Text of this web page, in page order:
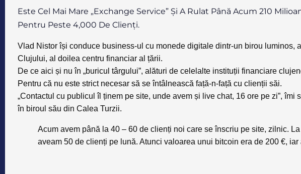
Este Cel Mai Mare „exchange Service” Și A Rulat Până Acum 210
Pentru Peste 4,000 De Clienți.
Vlad Nistor își conduce business-ul cu monede digitale dintr-un birou luminos,
Clujului, al doilea centru financiar al țării.
De ce aici și nu în „buricul târgului”, alături de celelalte instituții financiare
Pentru că nu este strict necesar să se întâlnească față-n-față cu clienții săi.
„Contactul cu publicul îl ținem pe site, unde avem și live chat, 16 ore pe zi”, îmi
în biroul său din Calea Turzii.
Acum avem până la 40 – 60 de clienți noi care se înscriu pe site, zilnic.
aveam 50 de clienți pe lună. Atunci valoarea unui bitcoin era de 200 €,